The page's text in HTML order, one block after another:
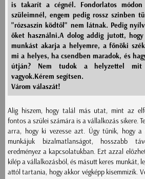
is takarít a cégnél. Fondorlatos módon
szüleimnél, engem pedig rossz szinben
"rózsaszín ködtől" nem látnak. Pedig
őket használni.A dolog addig jutott,
munkást akarja a helyemre, a főnöki
mi a helyes, ha csendben maradok, és
útján? Nem tudok a helyzettel mit
vagyok.Kérem segítsen.
Várom válaszát!
Alig hiszem, hogy talál más utat, mint az
fontos a szülei számára is a vállalkozás sikere.
arra, hogy ki vezesse azt. Úgy tűnik, hogy a
munkájuk bizalmatlanságot, hosszabb
eredményez a kapcsolatukban. Ezt azzal
kilép a vállalkozásból, és másutt keres munkát,
attól tartania, hogy akkor végképp kisemmizik.